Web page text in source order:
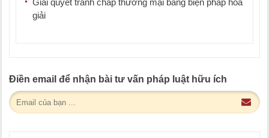
Giải quyết tranh chấp thương mại bằng biện pháp hòa
giải
Điền email để nhận bài tư vấn pháp luật hữu ích